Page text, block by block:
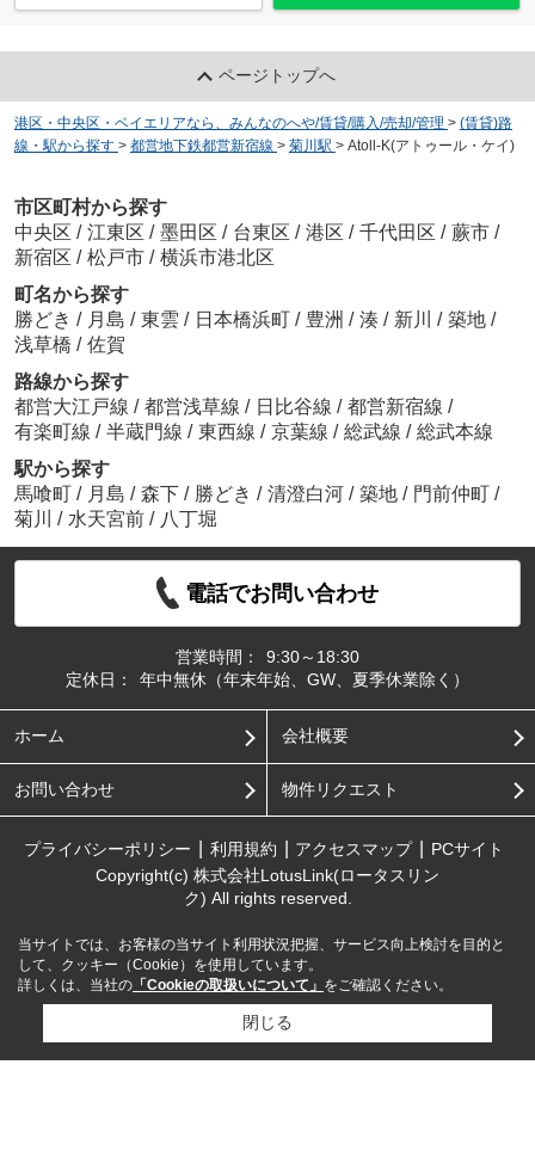
ページトップへ
港区・中央区・ベイエリアなら、みんなのへや/賃貸/購入/売却/管理 > (賃貸)路
線・駅から探す > 都営地下鉄都営新宿線 > 菊川駅 > Atoll-K(アトゥール・ケイ)
市区町村から探す
中央区 / 江東区 / 墨田区 / 台東区 / 港区 / 千代田区 / 蕨市 /
新宿区 / 松戸市 / 横浜市港北区
町名から探す
勝どき / 月島 / 東雲 / 日本橋浜町 / 豊洲 / 湊 / 新川 / 築地 /
浅草橋 / 佐賀
路線から探す
都営大江戸線 / 都営浅草線 / 日比谷線 / 都営新宿線 /
有楽町線 / 半蔵門線 / 東西線 / 京葉線 / 総武線 / 総武本線
駅から探す
馬喰町 / 月島 / 森下 / 勝どき / 清澄白河 / 築地 / 門前仲町 /
菊川
/ 水天宮前 / 八丁堀
電話でお問い合わせ
営業時間：
9:30～18:30
定休日：
年中無休（年末年始、GW、夏季休業除く）
ホーム 会社概要
お問い合わせ 物件リクエスト
プライバシーポリシー 利用規約 アクセスマップ
PCサイト
Copyright(c) 株式会社LotusLink(ロータスリン
ク) All rights reserved.
当サイトでは、お客様の当サイト利用状況把握、サービス向上検討を目的と
して、クッキー（Cookie）を使用しています。
詳しくは、当社の 「Cookieの取扱いについて」 をご確認ください。
閉じる